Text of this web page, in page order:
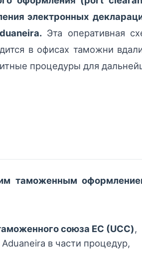
электронных
Эта оперативная
в офисах таможни
процедуры для
таможенным
союза ЕС (UCC),
в части процедур,